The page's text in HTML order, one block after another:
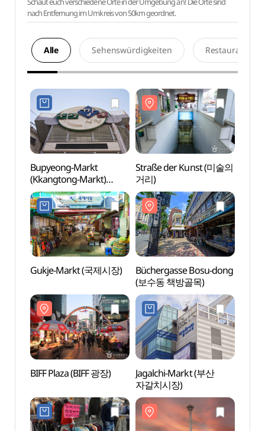
nach Entfernung im Umkreis von 50km geordnet.
Alle Sehenswürdigkeiten Restaurants
Bupyeong-Markt
(Kkangtong-Markt)
(부평시장(깡통시장))
Straße der Kunst (미술의
거리)
Gukje-Markt (국제시장)
Büchergasse Bosu-dong
(보수동 책방골목)
BIFF Plaza (BIFF 광장)
Jagalchi-Markt (부산
자갈치시장)